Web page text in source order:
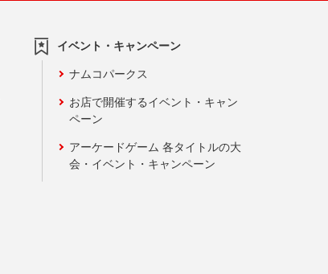
イベント・キャンペーン
ナムコパークス
お店で開催するイベント・キャン
ペーン
アーケードゲーム 各タイトルの大
会・イベント・キャンペーン